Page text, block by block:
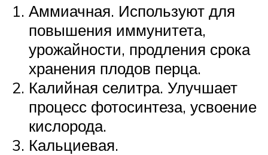
Аммиачная. Используют для
повышения иммунитета,
урожайности, продления срока
хранения плодов перца.
Калийная селитра. Улучшает
процесс фотосинтеза, усвоение
кислорода.
Кальциевая.